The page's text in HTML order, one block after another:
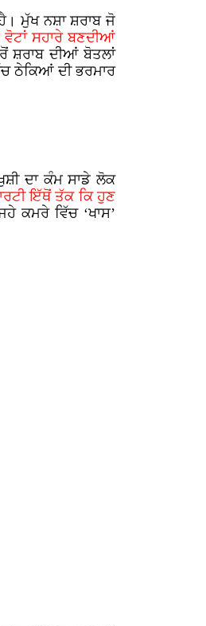
ਮੁੱਖ ਨਸ਼ਾ ਸ਼ਰਾਬ ਜੋ
ਸਹਾਰੇ ਬਣਦੀਆਂ
ਸ਼ਰਾਬ ਦੀਆਂ ਬੋਤਲਾਂ
ਠੇਕਿਆਂ ਦੀ ਭਰਮਾਰ
ਦਾ ਕੰਮ ਸਾਡੇ ਲੋਕ
ਇੱਥੋਂ ਤੱਕ ਕਿ ਹੁਣ
ਕਮਰੇ ਵਿੱਚ ‘ਖਾਸ’